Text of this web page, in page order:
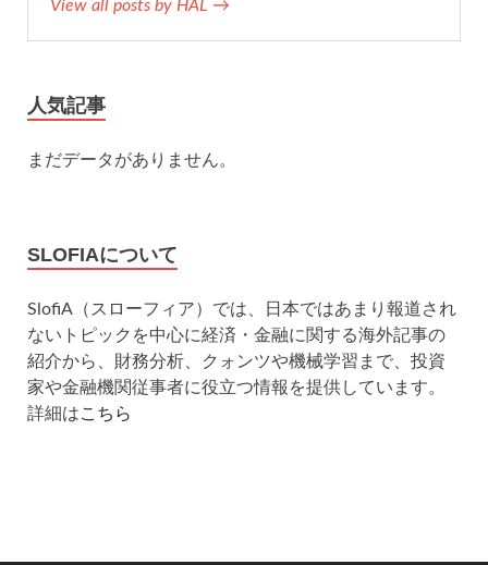
View all posts by HAL →
人気記事
まだデータがありません。
SLOFIAについて
SlofiA（スローフィア）では、日本ではあまり報道され
ないトピックを中心に経済・金融に関する海外記事の
紹介から、財務分析、クォンツや機械学習まで、投資
家や金融機関従事者に役立つ情報を提供しています。
詳細はこちら